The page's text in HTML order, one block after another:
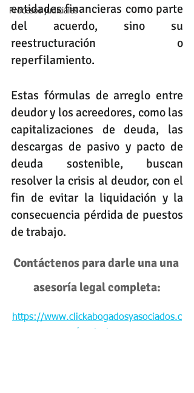
Procesos judiciales
entidades financieras como parte
del acuerdo, sino su
reestructuración o
reperfilamiento.
Estas fórmulas de arreglo entre
deudor y los acreedores, como las
capitalizaciones de deuda, las
descargas de pasivo y pacto de
deuda sostenible, buscan
resolver la crisis al deudor, con el
fin de evitar la liquidación y la
consecuencia pérdida de puestos
de trabajo.
Contáctenos para darle una una
asesoría legal completa:
https://www.clickabogadosyasociados.c